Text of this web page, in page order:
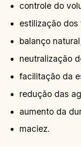
controle do
estilização dos
balanço
neutralização
facilitação da
redução das
aumento da
maciez.